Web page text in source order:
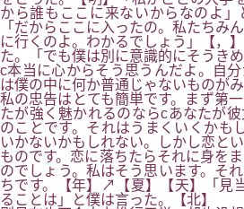
から誰もここに来ないからなのよ」
「だからここに入ったの。私たちみ
に行くのよ。わかるでしょう」【，
た。「でも僕は別に意識的にそうき
c本当に心からそう思うんだよ。自
は僕の中に何か普通じゃないものが
私の忠告はとても簡単です。まず第
たが強く魅かれるのならcあなたが
のことです。それはうまくいくかも
いかないかもしれない。しかし恋と
ものです。恋に落ちたらそれに身を
のでしょう。私はそう思います。そ
ちです。【年】↗【夏】【天】「見
ることは」と僕は言った。【北】